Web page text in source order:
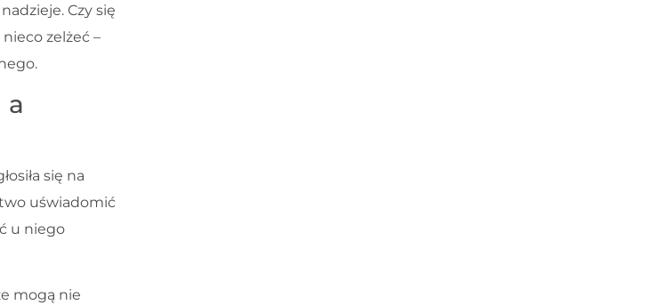
Czy się
zelżeć –
a
się na
uświadomić
u niego
mogą nie